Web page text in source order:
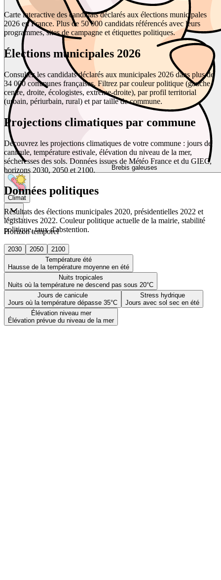
Brebis galeuses
Climat
Horizon temporel
2030 2050
2100
Température été
Hausse de la température moyenne en été
Nuits tropicales
Nuits où la température ne descend pas sous 20°C
Jours de canicule
Jours où la température dépasse 35°C
Stress hydrique
Jours avec sol sec en été
Élévation niveau mer
Élévation prévue du niveau de la mer
Carte interactive des candidats déclarés aux élections municipales
2026 en France. Plus de 50 000 candidats référencés avec leurs
programmes, sites de campagne et étiquettes politiques.
Élections municipales 2026
Consultez les candidats déclarés aux municipales 2026 dans plus de
34 000 communes françaises. Filtrez par couleur politique (gauche,
centre, droite, écologistes, extrême-droite), par profil territorial
(urbain, périurbain, rural) et par taille de commune.
Projections climatiques par commune
Découvrez les projections climatiques de votre commune : jours de
canicule, température estivale, élévation du niveau de la mer,
sécheresses des sols. Données issues de Météo France et du GIEC,
horizons 2030, 2050 et 2100.
Données politiques
Résultats des élections municipales 2020, présidentielles 2022 et
législatives 2022. Couleur politique actuelle de la mairie, stabilité
politique, taux d'abstention.